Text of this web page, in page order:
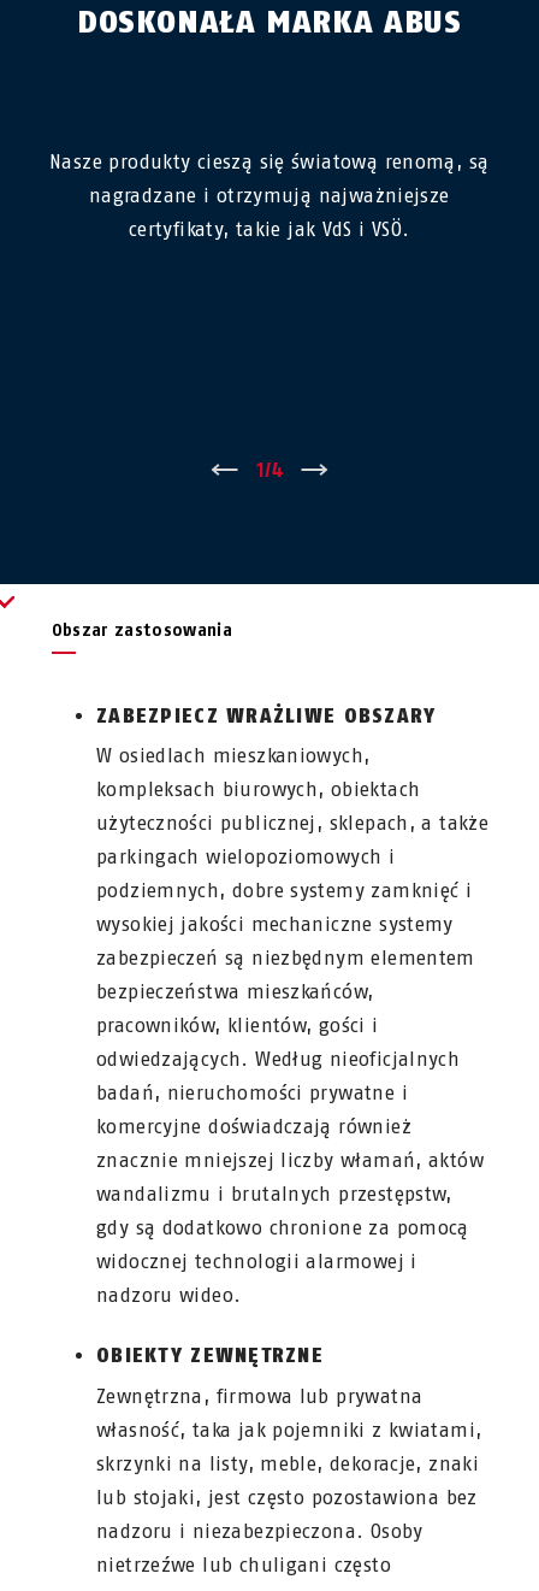
DOSKONAŁA MARKA ABUS
Nasze produkty cieszą się światową renomą, są
nagradzane i otrzymują najważniejsze
certyfikaty, takie jak VdS i VSÖ.
← 1/4
Obszar zastosowania
ZABEZPIECZ WRAŻLIWE OBSZARY
W osiedlach mieszkaniowych,
kompleksach biurowych, obiektach
użyteczności publicznej, sklepach, a także
parkingach wielopoziomowych i
podziemnych, dobre systemy zamknięć i
wysokiej jakości mechaniczne systemy
zabezpieczeń są niezbędnym elementem
bezpieczeństwa mieszkańców,
pracowników, klientów, gości i
odwiedzających. Według nieoficjalnych
badań, nieruchomości prywatne i
komercyjne doświadczają również
znacznie mniejszej liczby włamań, aktów
wandalizmu i brutalnych przestępstw,
gdy są dodatkowo chronione za pomocą
widocznej technologii alarmowej i
nadzoru wideo.
OBIEKTY ZEWNĘTRZNE
Zewnętrzna, firmowa lub prywatna
własność, taka jak pojemniki z kwiatami,
skrzynki na listy, meble, dekoracje, znaki
lub stojaki, jest często pozostawiona bez
nadzoru i niezabezpieczona. Osoby
nietrzeźwe lub chuligani często